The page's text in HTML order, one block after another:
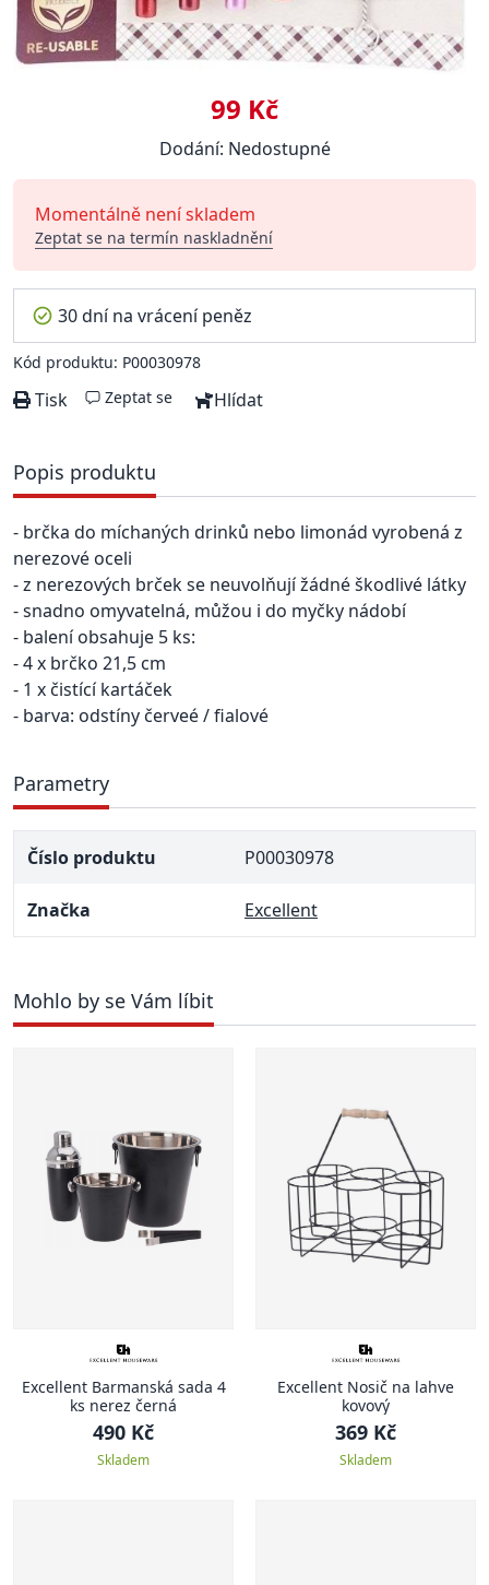
99 Kč
Dodání: Nedostupné
Momentálně není skladem
Zeptat se na termín naskladnění
30 dní na vrácení peněz
Kód produktu: P00030978
Tisk Zeptat se Hlídat
Popis produktu
- brčka do míchaných drinků nebo limonád vyrobená z
nerezové oceli
- z nerezových brček se neuvolňují žádné škodlivé látky
- snadno omyvatelná, můžou i do myčky nádobí
- balení obsahuje 5 ks:
- 4 x brčko 21,5 cm
- 1 x čistící kartáček
- barva: odstíny červeé / fialové
Parametry
Číslo produktu P00030978
Značka Excellent
Mohlo by se Vám líbit
Excellent Barmanská sada 4
ks nerez černá
490 Kč
Skladem
Excellent Nosič na lahve
kovový
369 Kč
Skladem